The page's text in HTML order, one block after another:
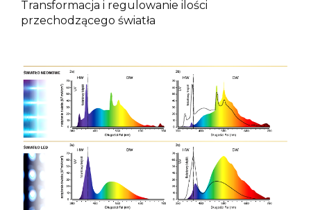
Transformacja i regulowanie ilości
przechodzącego światła